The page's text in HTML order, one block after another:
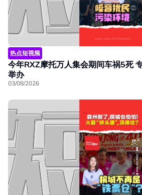
热点短视频
今年RXZ摩托万人集会期间车祸5死
举办
03/08/2026